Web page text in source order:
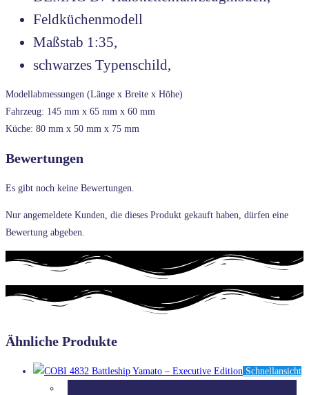
Feldküchenmodell
Maßstab 1:35,
schwarzes Typenschild,
Modellabmessungen (Länge x Breite x Höhe)
Fahrzeug: 145 mm x 65 mm x 60 mm
Küche: 80 mm x 50 mm x 75 mm
Bewertungen
Es gibt noch keine Bewertungen.
Nur angemeldete Kunden, die dieses Produkt gekauft haben, dürfen eine
Bewertung abgeben.
Ähnliche Produkte
Schnellansicht